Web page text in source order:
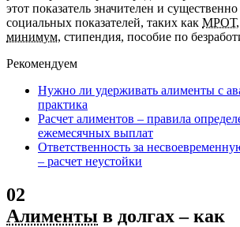
этот показатель значителен и
социальных показателей, таких как МРОТ,
минимум, стипендия, пособие по
Рекомендуем
Нужно ли удерживать алименты с
практика
Расчет алиментов – правила
ежемесячных выплат
Ответственность за
– расчет неустойки
02
Алименты в долгах – как